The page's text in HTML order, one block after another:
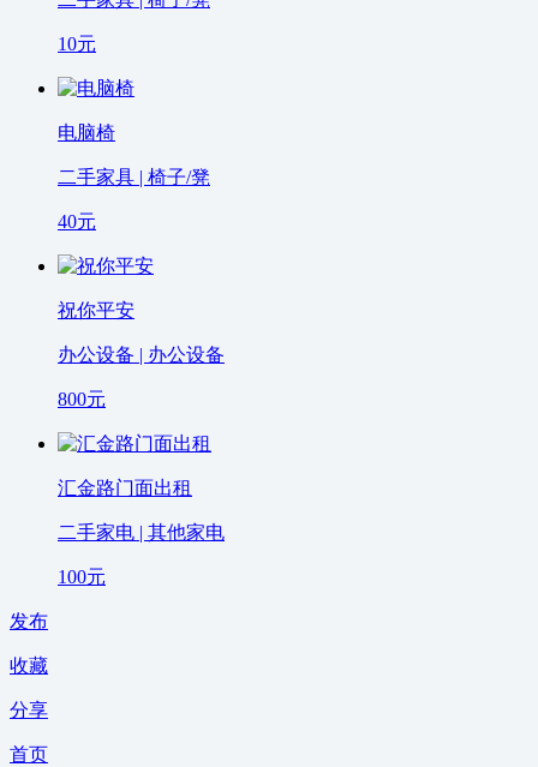
10元
电脑椅
二手家具 | 椅子/凳
40元
祝你平安
办公设备 | 办公设备
800元
汇金路门面出租
二手家电 | 其他家电
100元
发布
收藏
分享
首页